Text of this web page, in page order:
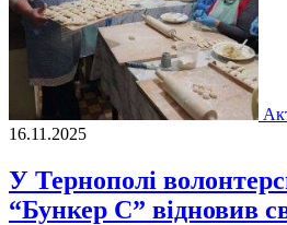
16.11.2025
У Тернополі
“Бункер С” відновив